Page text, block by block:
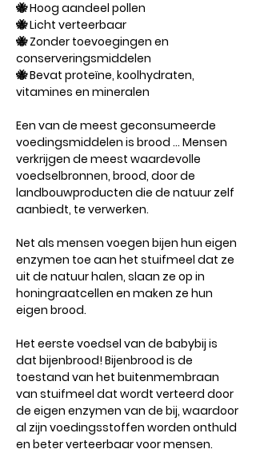
🐝 Hoog aandeel pollen
🐝 Licht verteerbaar
🐝 Zonder toevoegingen en
conserveringsmiddelen
🐝 Bevat proteïne, koolhydraten,
vitamines en mineralen
Een van de meest geconsumeerde
voedingsmiddelen is brood ... Mensen
verkrijgen de meest waardevolle
voedselbronnen, brood, door de
landbouwproducten die de natuur zelf
aanbiedt, te verwerken.
Net als mensen voegen bijen hun eigen
enzymen toe aan het stuifmeel dat ze
uit de natuur halen, slaan ze op in
honingraatcellen en maken ze hun
eigen brood.
Het eerste voedsel van de babybij is
dat bijenbrood! Bijenbrood is de
toestand van het buitenmembraan
van stuifmeel dat wordt verteerd door
de eigen enzymen van de bij, waardoor
al zijn voedingsstoffen worden onthuld
en beter verteerbaar voor mensen.